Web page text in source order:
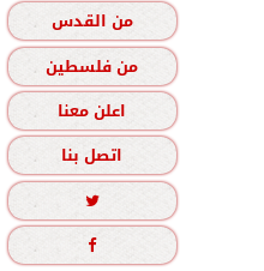
من القدس
من فلسطين
اعلن معنا
اتصل بنا

